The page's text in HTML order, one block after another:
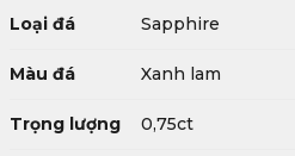
Loại đá Sapphire
Màu đá Xanh lam
Trọng lượng 0,75ct